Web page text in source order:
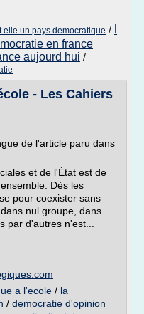
elle un pays democratique /
en france
aujourd hui /
- Les Cahiers
de l'article paru dans
et de l'État est de
Dès les
pour coexister sans
nul groupe, dans
par d'autres n'est...
a l'ecole / la
/ democratie d'opinion